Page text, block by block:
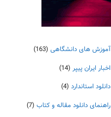
آموزش های دانشگاهی (163)
اخبار ایران پیپر (14)
دانلود استاندارد (4)
راهنمای دانلود مقاله و کتاب (7)